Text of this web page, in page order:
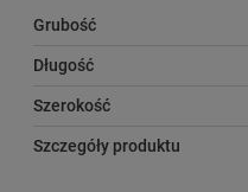
Grubość
Długość
Szerokość
Szczegóły produktu